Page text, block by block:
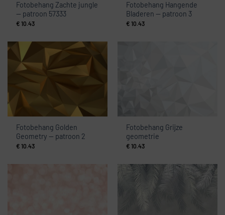
Fotobehang Zachte jungle
— patroon 57333
€ 10.43
Fotobehang Hangende
Bladeren — patroon 3
€ 10.43
Fotobehang Golden
Geometry — patroon 2
€ 10.43
Fotobehang Grijze
geometrie
€ 10.43